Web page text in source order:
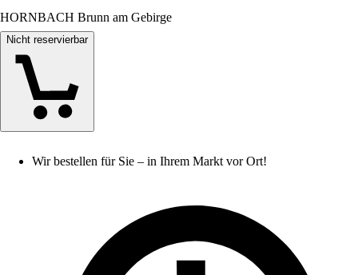
HORNBACH Brunn am Gebirge
Nicht reservierbar
Wir bestellen für Sie – in Ihrem Markt vor Ort!